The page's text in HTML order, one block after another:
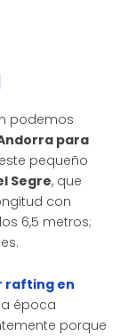
podemos
para
pequeño
Segre, que
con
6,5 metros;
rafting en
época
porque